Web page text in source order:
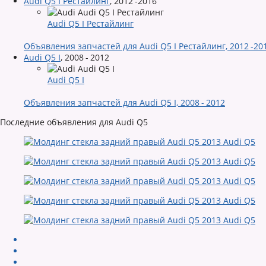
Audi Q5 I Рестайлинг
Объявления запчастей для Audi Q5 I Рестайлинг, 2012 -
Audi Q5 I, 2008 - 2012
Audi Q5 I
Объявления запчастей для Audi Q5 I, 2008 - 2012
Последние объявления для Audi Q5